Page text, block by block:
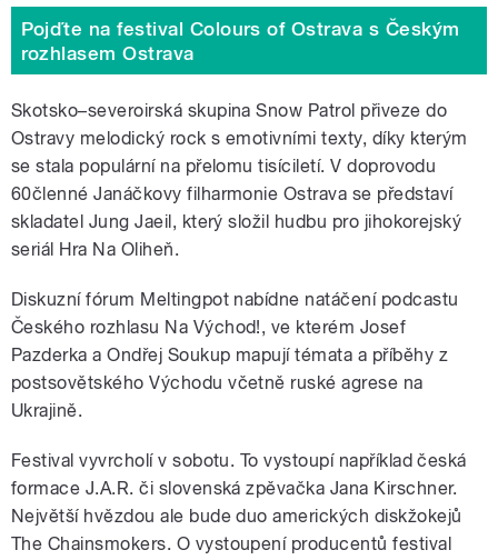
Pojďte na festival Colours of Ostrava s Českým
rozhlasem Ostrava
Skotsko–severoirská skupina Snow Patrol přiveze do
Ostravy melodický rock s emotivními texty, díky kterým
se stala populární na přelomu tisíciletí. V doprovodu
60členné Janáčkovy filharmonie Ostrava se představí
skladatel Jung Jaeil, který složil hudbu pro jihokorejský
seriál Hra Na Oliheň.
Diskuzní fórum Meltingpot nabídne natáčení podcastu
Českého rozhlasu Na Východ!, ve kterém Josef
Pazderka a Ondřej Soukup mapují témata a příběhy z
postsovětského Východu včetně ruské agrese na
Ukrajině.
Festival vyvrcholí v sobotu. To vystoupí například česká
formace J.A.R. či slovenská zpěvačka Jana Kirschner.
Největší hvězdou ale bude duo amerických diskžokejů
The Chainsmokers. O vystoupení producentů festival